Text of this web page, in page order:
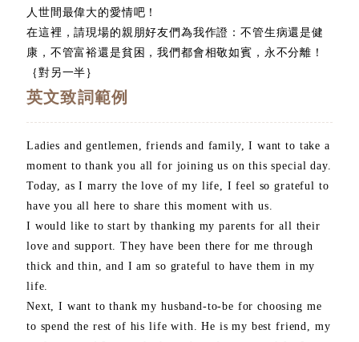
人世間最偉大的愛情吧！
在這裡，請現場的親朋好友們為我作證：不管生病還是健
康，不管富裕還是貧困，我們都會相敬如賓，永不分離！
｛對另一半｝
英文致詞範例
Ladies and gentlemen, friends and family, I want to take a
moment to thank you all for joining us on this special day.
Today, as I marry the love of my life, I feel so grateful to
have you all here to share this moment with us.
I would like to start by thanking my parents for all their
love and support. They have been there for me through
thick and thin, and I am so grateful to have them in my
life.
Next, I want to thank my husband-to-be for choosing me
to spend the rest of his life with. He is my best friend, my